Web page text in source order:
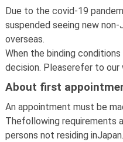
Due to the covid-19
suspended seeing new
overseas.
When the binding
decision. Pleaserefer to
About first
An appointment must be
Thefollowing requirements
persons not residing inJapan.